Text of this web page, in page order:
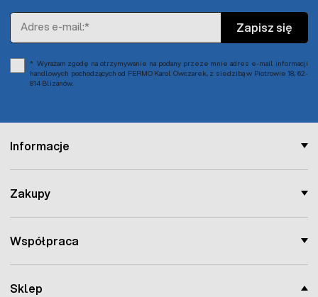
Sklep
Informacje
Zakupy
Współpraca
Adres e-mail
Zapisz się
Wyrażam zgodę na otrzymywanie na podany przeze mnie adres e-mail informacji
handlowych pochodzących od FERMO Karol Owczarek, z siedzibą w Piotrowie 18, 62-
814 Blizanów.